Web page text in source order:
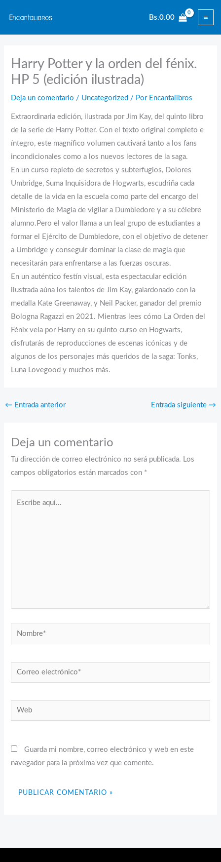
contenido
Bs.0.00
Harry Potter y la orden del fénix.
HP 5 (edición ilustrada)
Deja un comentario / Uncategorized / Por Encantalibros
Extraordinaria edición, ilustrada por Jim Kay, del quinto libro
de la serie de Harry Potter. Con el texto original completo e
íntegro, este magnífico volumen cautivará tanto a los fans
incondicionales como a los nuevos lectores de la saga.
En un curso repleto de secretos y subterfugios, Dolores
Umbridge, Suma Inquisidora de Hogwarts, escudriña cada
detalle de la vida en la escuela como parte del encargo del
Ministerio de Magia de vigilar a Dumbledore y a su célebre
alumno.Pero el valor llama a un leal grupo de estudiantes a
formar el Ejército de Dumbledore, con el objetivo de detener
a Umbridge y conseguir dominar la clase de magia que
necesitarán para enfrentarse a las fuerzas oscuras.
En un auténtico festín visual, esta espectacular edición
ilustrada aúna los talentos de Jim Kay, galardonado con la
medalla Kate Greenaway, y Neil Packer, ganador del premio
Bologna Ragazzi en 2021. Mientras lees cómo La Orden del
Fénix vela por Harry en su quinto curso en Hogwarts,
disfrutarás de reproducciones de escenas icónicas y de
algunos de los personajes más queridos de la saga: Tonks,
Luna Lovegood y muchos más.
← Entrada anterior Entrada siguiente →
Deja un comentario
Tu dirección de correo electrónico no será publicada. Los
campos obligatorios están marcados con *
Nombre*
Correo
electrónico*
Web
Guarda mi nombre, correo electrónico y web en este
navegador para la próxima vez que comente.